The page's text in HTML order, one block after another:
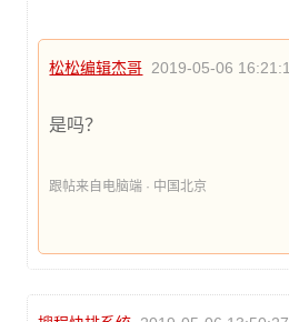
松松编辑杰哥 2019-05-06
是吗？
跟帖来自电脑端 · 中国北京